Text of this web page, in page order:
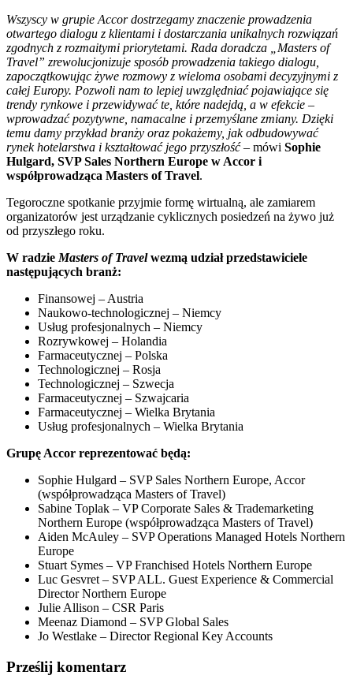
Wszyscy w grupie Accor dostrzegamy znaczenie prowadzenia
otwartego dialogu z klientami i dostarczania unikalnych rozwiązań
zgodnych z rozmaitymi priorytetami. Rada doradcza „Masters of
Travel” zrewolucjonizuje sposób prowadzenia takiego dialogu,
zapoczątkowując żywe rozmowy z wieloma osobami decyzyjnymi z
całej Europy. Pozwoli nam to lepiej uwzględniać pojawiające się
trendy rynkowe i przewidywać te, które nadejdą, a w efekcie –
wprowadzać pozytywne, namacalne i przemyślane zmiany. Dzięki
temu damy przykład branży oraz pokażemy, jak odbudowywać
rynek hotelarstwa i kształtować jego przyszłość– mówi Sophie
Hulgard, SVP Sales Northern Europe w Accor i
współprowadząca Masters of Travel.
Tegoroczne spotkanie przyjmie formę wirtualną, ale zamiarem
organizatorów jest urządzanie cyklicznych posiedzeń na żywo już
od przyszłego roku.
W radzie Masters of Travelwezmą udział przedstawiciele
następujących branż:
Finansowej – Austria
Naukowo-technologicznej – Niemcy
Usług profesjonalnych – Niemcy
Rozrywkowej – Holandia
Farmaceutycznej – Polska
Technologicznej – Rosja
Technologicznej – Szwecja
Farmaceutycznej – Szwajcaria
Farmaceutycznej – Wielka Brytania
Usług profesjonalnych – Wielka Brytania
Grupę Accor reprezentować będą:
Sophie Hulgard – SVP Sales Northern Europe, Accor
(współprowadząca Masters of Travel)
Sabine Toplak – VP Corporate Sales & Trademarketing
Northern Europe (współprowadząca Masters of Travel)
Aiden McAuley – SVP Operations Managed Hotels Northern
Europe
Stuart Symes – VP Franchised Hotels Northern Europe
Luc Gesvret – SVP ALL. Guest Experience & Commercial
Director Northern Europe
Julie Allison – CSR Paris
Meenaz Diamond – SVP Global Sales
Jo Westlake – Director Regional Key Accounts
Prześlij komentarz